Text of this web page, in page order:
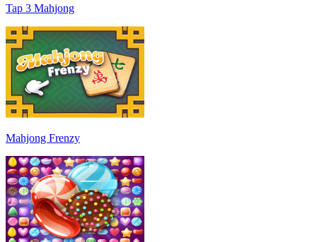
Tap 3 Mahjong
Mahjong Frenzy